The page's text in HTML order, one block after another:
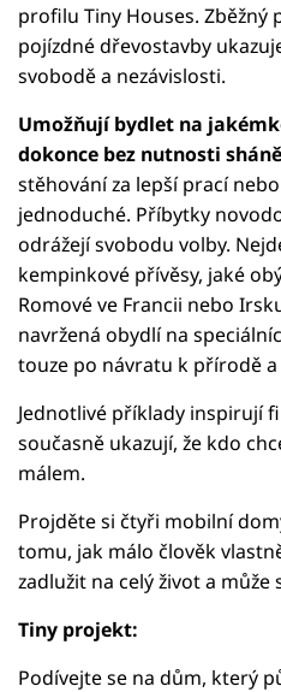
profilu Tiny Houses. Zběžný
pojízdné dřevostavby
svobodě a nezávislosti.
Umožňují bydlet na
dokonce bez nutnosti
stěhování za lepší prací
jednoduché. Příbytky
odrážejí svobodu volby.
kempinkové přívěsy, jaké
Romové ve Francii nebo
navržená obydlí na
touze po návratu k přírodě
Jednotlivé příklady inspirují
současně ukazují, že kdo
málem.
Projděte si čtyři mobilní
tomu, jak málo člověk
zadlužit na celý život a může
Tiny projekt:
Podívejte se na dům, který